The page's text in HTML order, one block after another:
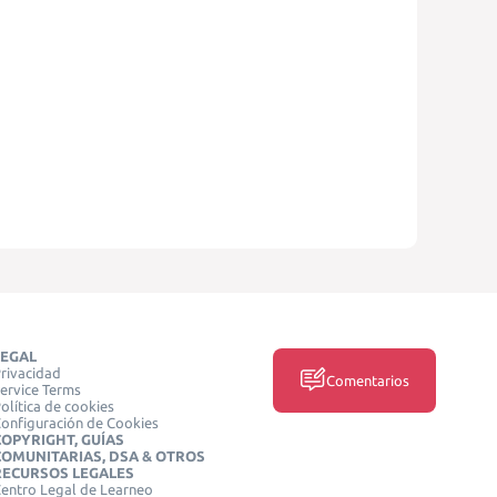
Terms
de cookies
de Cookies
GUÍAS
DSA & OTROS
LEGALES
Legal de Learneo
Comentarios